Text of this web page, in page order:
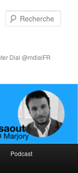
Dial @mdialFR
Podcast